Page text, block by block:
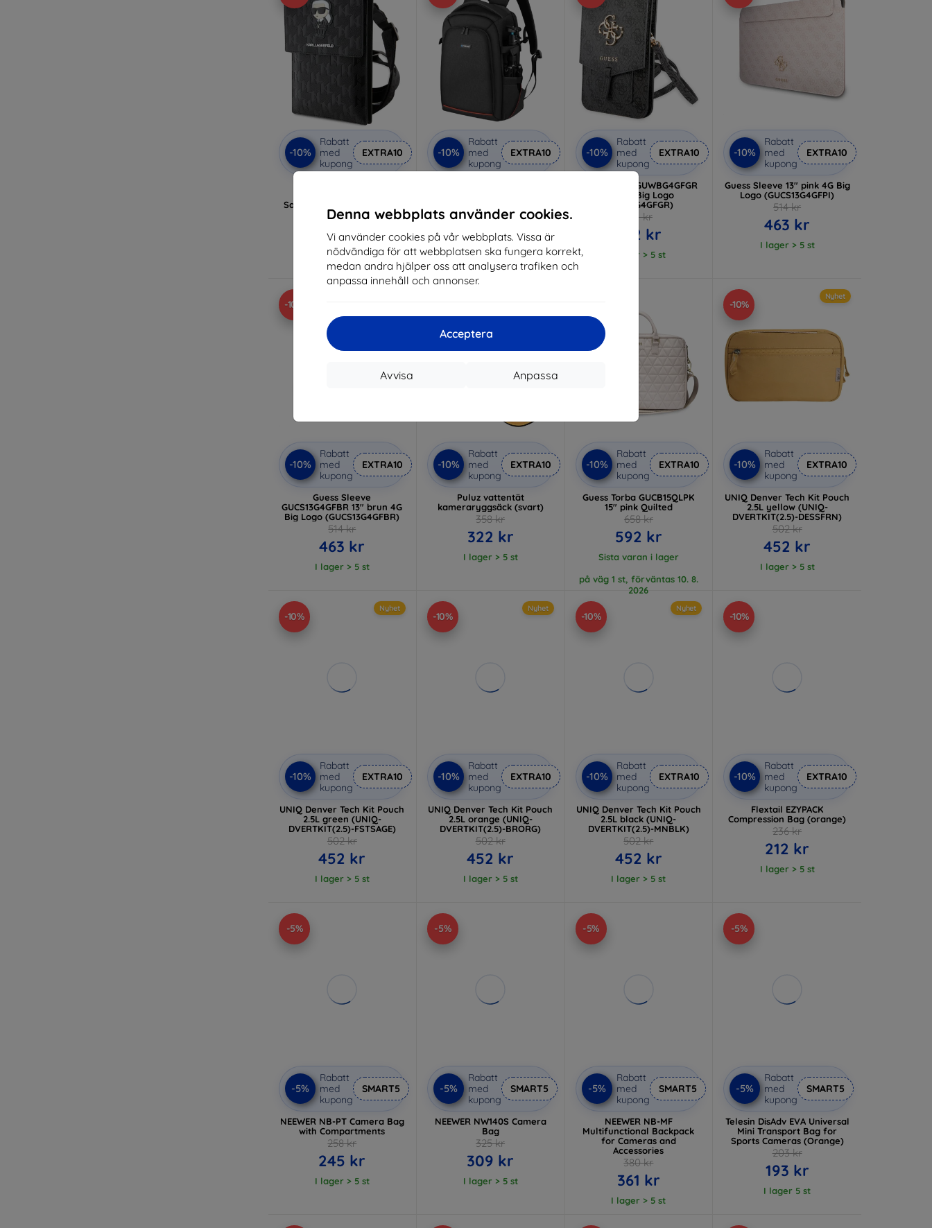
Denna webbplats använder cookies.
Vi använder cookies på vår webbplats. Vissa är
nödvändiga för att webbplatsen ska fungera korrekt,
medan andra hjälper oss att analysera trafiken och
anpassa innehåll och annonser.
Acceptera
Anpassa
Avvisa
-10%
Rabatt
med
kupong
EXTRA10
Saffiano Monogram Ikonik
(KLWBSAKHPKK)
402 kr
I lager > 5 st
-10%
Rabatt
med
kupong
EXTRA10
502 kr
452 kr
I lager > 5 st
-10%
Rabatt
med
kupong
EXTRA10
Guess väska GUWBG4GFGR
grå 4G Big Logo
(GUWBG4GFGR)
391 kr
352 kr
I lager > 5 st
-10%
Rabatt
med
kupong
EXTRA10
Guess Sleeve 13" pink 4G Big
Logo (GUCS13G4GFPI)
514 kr
463 kr
I lager > 5 st
-10%
-10%
Rabatt
med
kupong
EXTRA10
Guess Sleeve
GUCS13G4GFBR 13" brun 4G
Big Logo (GUCS13G4GFBR)
514 kr
463 kr
I lager > 5 st
-10%
Rabatt
med
kupong
EXTRA10
Puluz vattentät
kameraryggsäck (svart)
358 kr
322 kr
I lager > 5 st
-10%
Rabatt
med
kupong
EXTRA10
Guess Torba GUCB15QLPK
15" pink Quilted
658 kr
592 kr
Sista varan i lager
på väg 1 st, förväntas 10. 8.
2026
-10%
Nyhet
-10%
Rabatt
med
kupong
EXTRA10
UNIQ Denver Tech Kit Pouch
2.5L yellow (UNIQ-
DVERTKIT(2.5)-DESSFRN)
502 kr
452 kr
I lager > 5 st
-10%
Nyhet
-10%
Rabatt
med
kupong
EXTRA10
UNIQ Denver Tech Kit Pouch
2.5L green (UNIQ-
DVERTKIT(2.5)-FSTSAGE)
502 kr
452 kr
I lager > 5 st
-10%
Nyhet
-10%
Rabatt
med
kupong
EXTRA10
UNIQ Denver Tech Kit Pouch
2.5L orange (UNIQ-
DVERTKIT(2.5)-BRORG)
502 kr
452 kr
I lager > 5 st
-10%
Nyhet
-10%
Rabatt
med
kupong
EXTRA10
UNIQ Denver Tech Kit Pouch
2.5L black (UNIQ-
DVERTKIT(2.5)-MNBLK)
502 kr
452 kr
I lager > 5 st
-10%
-10%
Rabatt
med
kupong
EXTRA10
Flextail EZYPACK
Compression Bag (orange)
236 kr
212 kr
I lager > 5 st
-5%
-5%
Rabatt
med
kupong
SMART5
NEEWER NB-PT Camera Bag
with Compartments
258 kr
245 kr
I lager > 5 st
-5%
-5%
Rabatt
med
kupong
SMART5
NEEWER NW140S Camera
Bag
325 kr
309 kr
I lager > 5 st
-5%
-5%
Rabatt
med
kupong
SMART5
NEEWER NB-MF
Multifunctional Backpack
for Cameras and
Accessories
380 kr
361 kr
I lager > 5 st
-5%
-5%
Rabatt
med
kupong
SMART5
Telesin DisAdv EVA Universal
Mini Transport Bag for
Sports Cameras (Orange)
203 kr
193 kr
I lager 5 st